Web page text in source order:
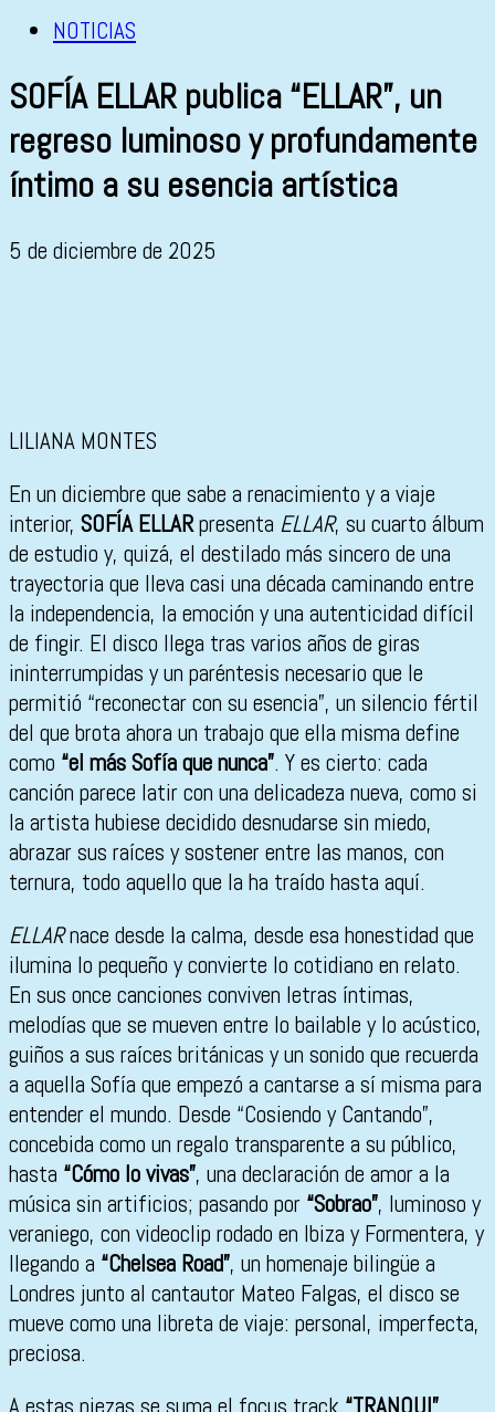
NOTICIAS
SOFÍA ELLAR publica “ELLAR”, un
regreso luminoso y profundamente
íntimo a su esencia artística
5 de diciembre de 2025
LILIANA MONTES
En un diciembre que sabe a renacimiento y a viaje
interior, SOFÍA ELLARpresenta ELLAR, su cuarto álbum
de estudio y, quizá, el destilado más sincero de una
trayectoria que lleva casi una década caminando entre
la independencia, la emoción y una autenticidad difícil
de fingir. El disco llega tras varios años de giras
ininterrumpidas y un paréntesis necesario que le
permitió “reconectar con su esencia”, un silencio fértil
del que brota ahora un trabajo que ella misma define
como “el más Sofía que nunca”. Y es cierto: cada
canción parece latir con una delicadeza nueva, como si
la artista hubiese decidido desnudarse sin miedo,
abrazar sus raíces y sostener entre las manos, con
ternura, todo aquello que la ha traído hasta aquí.
ELLARnace desde la calma, desde esa honestidad que
ilumina lo pequeño y convierte lo cotidiano en relato.
En sus once canciones conviven letras íntimas,
melodías que se mueven entre lo bailable y lo acústico,
guiños a sus raíces británicas y un sonido que recuerda
a aquella Sofía que empezó a cantarse a sí misma para
entender el mundo. Desde “Cosiendo y Cantando”,
concebida como un regalo transparente a su público,
hasta “Cómo lo vivas”, una declaración de amor a la
música sin artificios; pasando por “Sobrao”, luminoso y
veraniego, con videoclip rodado en Ibiza y Formentera, y
llegando a “Chelsea Road”, un homenaje bilingüe a
Londres junto al cantautor Mateo Falgas, el disco se
mueve como una libreta de viaje: personal, imperfecta,
preciosa.